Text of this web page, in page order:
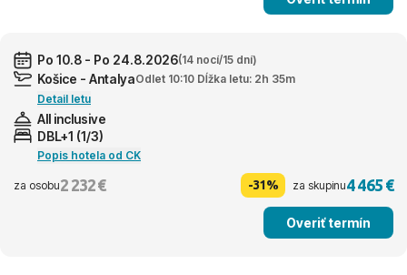
Po 10.8 - Po 24.8.2026(14 nocí/15 dní)
Košice - AntalyaOdlet 10:10 Dĺžka letu: 2h 35m
Detail letu
All inclusive
DBL+1 (1/3)
Popis hotela od CK
za osobu2 232 € -31% za skupinu4 465 €
Overiť termín